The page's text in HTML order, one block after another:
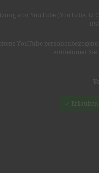
von YouTube (YouTube,
YouTube
entnehmen
✓ Erlauben